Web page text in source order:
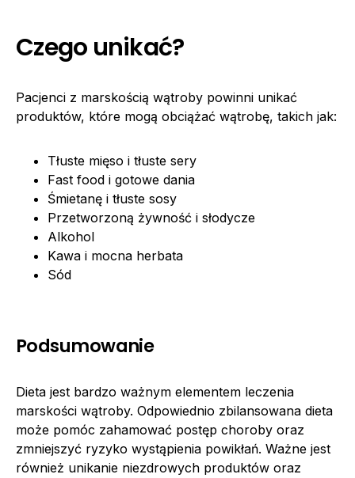
Czego unikać?
Pacjenci z marskością wątroby powinni unikać
produktów, które mogą obciążać wątrobę, takich jak:
Tłuste mięso i tłuste sery
Fast food i gotowe dania
Śmietanę i tłuste sosy
Przetworzoną żywność i słodycze
Alkohol
Kawa i mocna herbata
Sód
Podsumowanie
Dieta jest bardzo ważnym elementem leczenia
marskości wątroby. Odpowiednio zbilansowana dieta
może pomóc zahamować postęp choroby oraz
zmniejszyć ryzyko wystąpienia powikłań. Ważne jest
również unikanie niezdrowych produktów oraz